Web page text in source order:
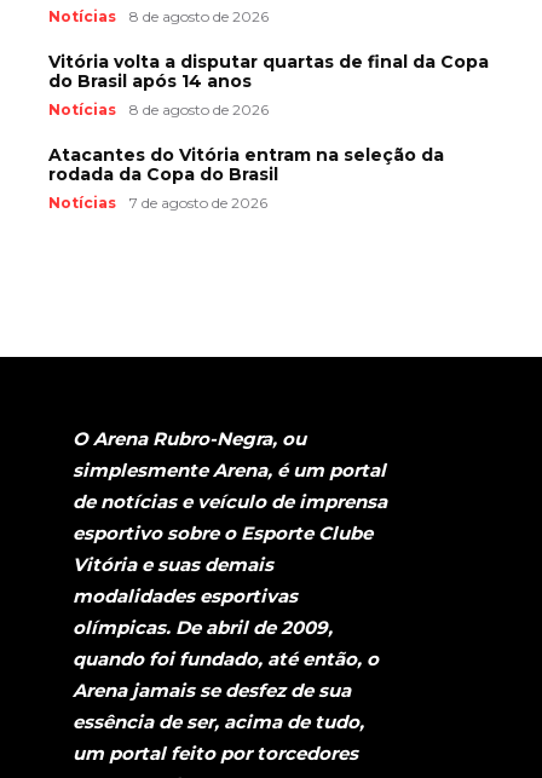
Notícias 8 de agosto de 2026
Vitória volta a disputar quartas de final da Copa
do Brasil após 14 anos
Notícias 8 de agosto de 2026
Atacantes do Vitória entram na seleção da
rodada da Copa do Brasil
Notícias 7 de agosto de 2026
O Arena Rubro-Negra, ou
simplesmente Arena, é um portal
de notícias e veículo de imprensa
esportivo sobre o Esporte Clube
Vitória e suas demais
modalidades esportivas
olímpicas. De abril de 2009,
quando foi fundado, até então, o
Arena jamais se desfez de sua
essência de ser, acima de tudo,
um portal feito por torcedores